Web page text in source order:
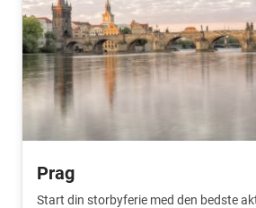
Prag
Start din storbyferie med den bedste